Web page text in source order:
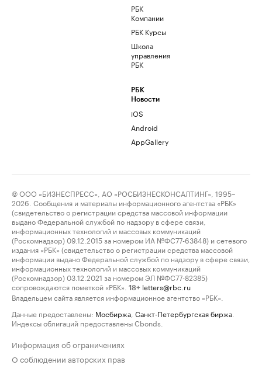
РБК
Компании
РБК Курсы
Школа
управления
РБК
РБК
Новости
iOS
Android
AppGallery
© ООО «БИЗНЕСПРЕСС», АО «РОСБИЗНЕСКОНСАЛТИНГ», 1995–
2026. Сообщения и материалы информационного агентства «РБК»
(свидетельство о регистрации средства массовой информации
выдано Федеральной службой по надзору в сфере связи,
информационных технологий и массовых коммуникаций
(Роскомнадзор) 09.12.2015 за номером ИА №ФС77-63848) и сетевого
издания «РБК» (свидетельство о регистрации средства массовой
информации выдано Федеральной службой по надзору в сфере связи,
информационных технологий и массовых коммуникаций
(Роскомнадзор) 03.12.2021 за номером ЭЛ №ФС77-82385)
сопровождаются пометкой «РБК».
18+ letters@rbc.ru
Владельцем сайта является информационное агентство «РБК».
Данные предоставлены: Мосбиржа Санкт-Петербургская биржа
Индексы облигаций предоставлены Cbonds.
Информация об ограничениях
О соблюдении авторских прав